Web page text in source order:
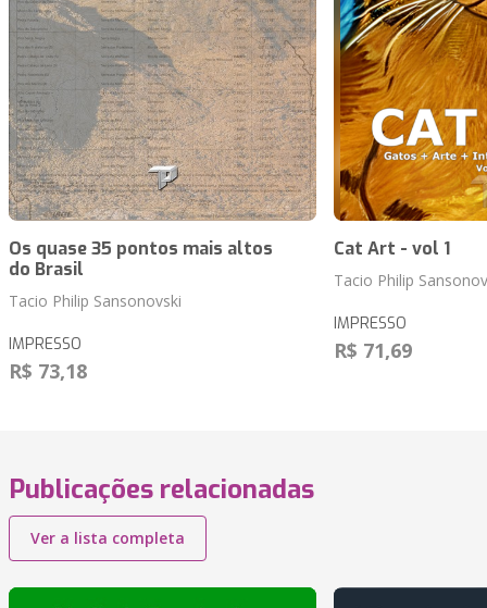
Os quase 35 pontos mais altos
do Brasil
Tacio Philip Sansonovski
IMPRESSO
R$ 73,18
Cat Art - vol 1
Tacio Philip
IMPRESSO
R$ 71,69
Publicações relacionadas
Ver a lista completa